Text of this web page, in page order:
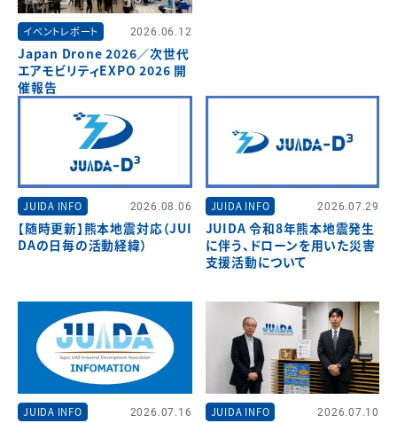
イベントレポート 2026.06.12
Japan Drone 2026／次世代
エアモビリティEXPO 2026 開
催報告
JUIDA INFO 2026.08.06
【随時更新】熊本地震対応（JUI
DAの日毎の活動経緯）
JUIDA INFO 2026.07.29
JUIDA 令和8年熊本地震発生
に伴う、ドローンを用いた災害
支援活動について
JUIDA INFO 2026.07.16 JUIDA INFO 2026.07.10